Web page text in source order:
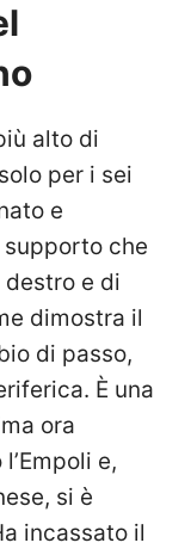
alto di
per i sei
e
che
e di
dimostra il
di passo,
È una
ora
e,
si è
incassato il